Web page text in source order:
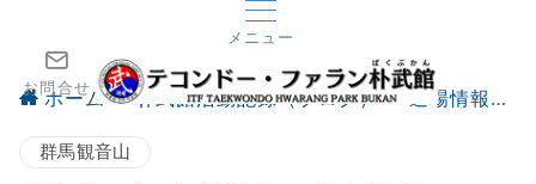
メニュー
お問合せ
ホーム 朴武館活動記録（ブログ） 道場情報
群馬観音山